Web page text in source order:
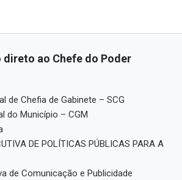
ao Chefe do Poder
de Chefia de Gabinete – SCG
do Município – CGM
DE POLÍTICAS PÚBLICAS PARA A
de Comunicação e Publicidade